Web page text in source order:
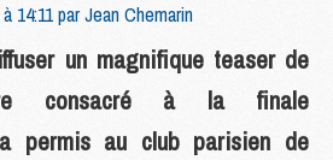
14:11 parJean Chemarin
un magnifique teaser de
consacré à la finale
permis au club parisien de